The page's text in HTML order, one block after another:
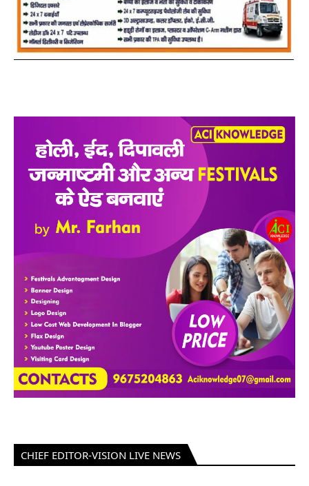
CHIEF EDITOR-VISION LIVE NEWS